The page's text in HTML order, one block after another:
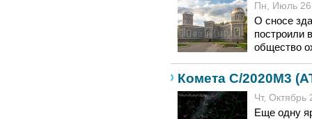
Пн, Июль
О сносе
построили
общество
Комета C/2020M3
Чт, Октябрь
Еще одну